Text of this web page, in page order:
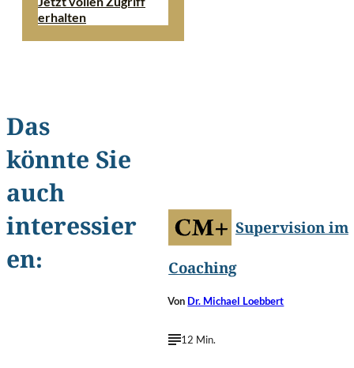
erhalten
Das
könnte Sie
auch
interessier
en:
Supervision im
Coaching
Von Dr. Michael Loebbert
12 Min.